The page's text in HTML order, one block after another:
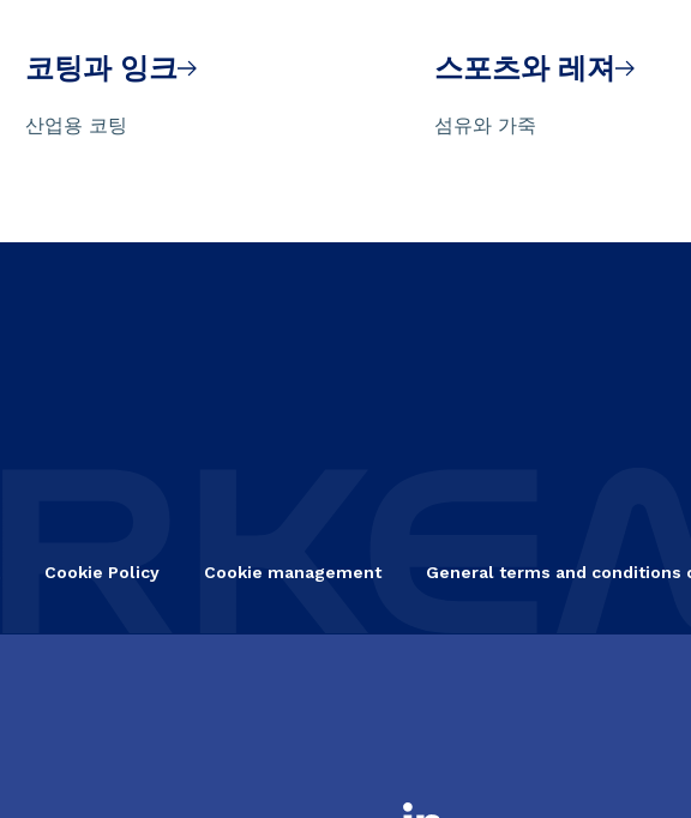
코팅과 잉크
산업용 코팅
스포츠와 레져
섬유와 가죽
Cookie Policy Cookie management General terms and conditions